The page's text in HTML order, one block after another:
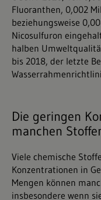
Fluoranthen, 0,002
beziehungsweise
Nicosulfuron
halben
bis 2018, der letzte
Die geringen
manchen
Viele chemische
Konzentrationen in
Mengen können
insbesondere wenn